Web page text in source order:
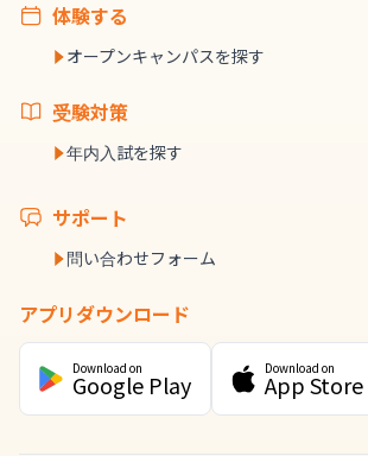
体験する
オープンキャンパスを探す
受験対策
年内入試を探す
サポート
問い合わせフォーム
アプリダウンロード
Download on
Google Play
Download on
App Store